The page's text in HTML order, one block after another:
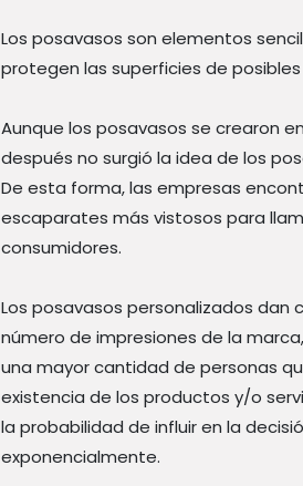
Los posavasos son elementos
protegen las superficies de
Aunque los posavasos se crearon
después no surgió la idea de los
De esta forma, las empresas
escaparates más vistosos para
consumidores.
Los posavasos personalizados dan
número de impresiones de la
una mayor cantidad de personas
existencia de los productos y/o
la probabilidad de influir en la
exponencialmente.